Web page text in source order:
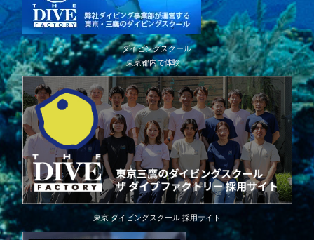
ダイビングスクール
東京都内で体験！
東京 ダイビングスクール 採用サイト